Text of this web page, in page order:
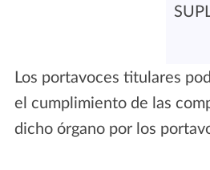
Los portavoces titulares
el cumplimiento de las
dicho órgano por los